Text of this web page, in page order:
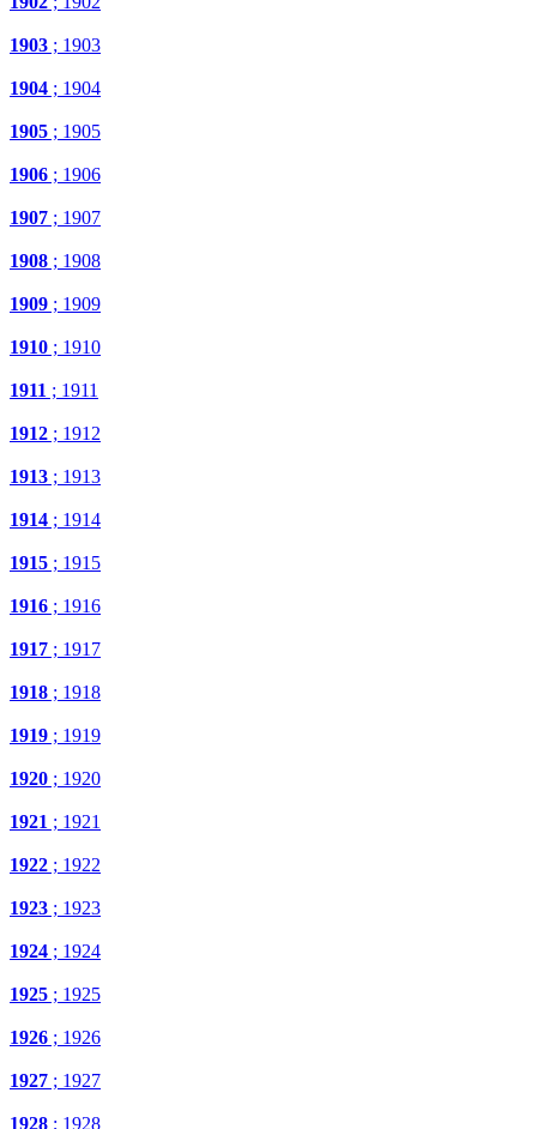
1903 ; 1903
1904 ; 1904
1905 ; 1905
1906 ; 1906
1907 ; 1907
1908 ; 1908
1909 ; 1909
1910 ; 1910
1911 ; 1911
1912 ; 1912
1913 ; 1913
1914 ; 1914
1915 ; 1915
1916 ; 1916
1917 ; 1917
1918 ; 1918
1919 ; 1919
1920 ; 1920
1921 ; 1921
1922 ; 1922
1923 ; 1923
1924 ; 1924
1925 ; 1925
1926 ; 1926
1927 ; 1927
1928 ; 1928